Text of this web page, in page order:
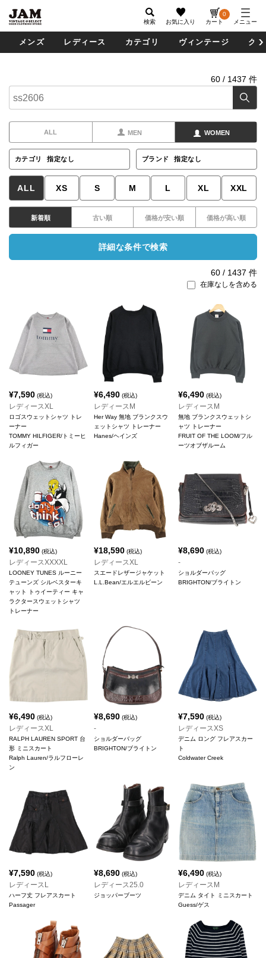
検索 お気に入り カート
0
メニュー
メンズ レディース カテゴリ ヴィンテージ グ
60 / 1437 件
ALL MEN WOMEN
カテゴリ 指定なし ブランド 指定なし
ALL XS S M L XL XXL
新着順 古い順 価格が安い順 価格が高い順
詳細な条件で検索
60 / 1437 件
在庫なしを含める
¥7,590 (税込)
レディースXL
ロゴスウェットシャツ トレ
ーナー
TOMMY HILFIGER/トミーヒ
ルフィガー
¥6,490(税込)
レディースM
Her Way 無地 ブランクスウ
ェットシャツ トレーナー
Hanes/ヘインズ
¥6,490 (税込)
レディースM
無地 ブランクスウェットシ
ャツ トレーナー
FRUIT OF THE LOOM/フル
ーツオブザルーム
¥10,890 (税込)
レディースXXXXL
LOONEY TUNES ルーニー
テューンズ シルベスターキ
ャット トゥイーティー キャ
ラクタースウェットシャツ
トレーナー
¥18,590(税込)
レディースXL
スエードレザージャケット
L.L.Bean/エルエルビーン
¥8,690 (税込)
-
ショルダーバッグ
BRIGHTON/ブライトン
¥6,490 (税込)
レディースXL
RALPH LAUREN SPORT 台
形 ミニスカート
Ralph Lauren/ラルフローレ
ン
¥8,690(税込)
-
ショルダーバッグ
BRIGHTON/ブライトン
¥7,590 (税込)
レディースXS
デニム ロング フレアスカー
ト
Coldwater Creek
¥7,590 (税込)
レディースL
ハーフ丈 フレアスカート
Passager
¥8,690(税込)
レディース25.0
ジョッパーブーツ
¥6,490 (税込)
レディースM
デニム タイト ミニスカート
Guess/ゲス